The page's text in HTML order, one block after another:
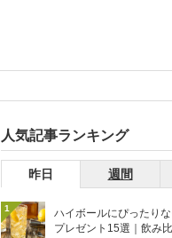
人気記事ランキング
昨日 週間
1
ハイボールにぴったり
プレゼント15選｜飲み